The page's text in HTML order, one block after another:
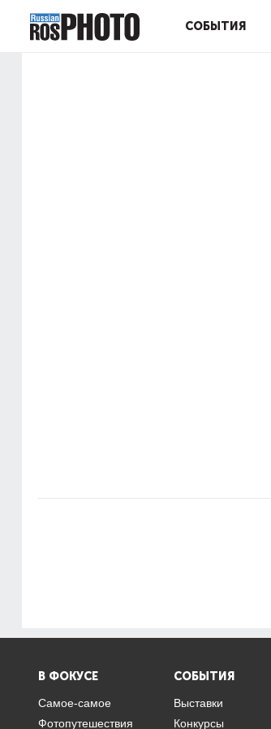
СОБЫТИЯ
В ФОКУСЕ
Самое-самое
Фотопутешествия
СОБЫТИЯ
Выставки
Конкурсы